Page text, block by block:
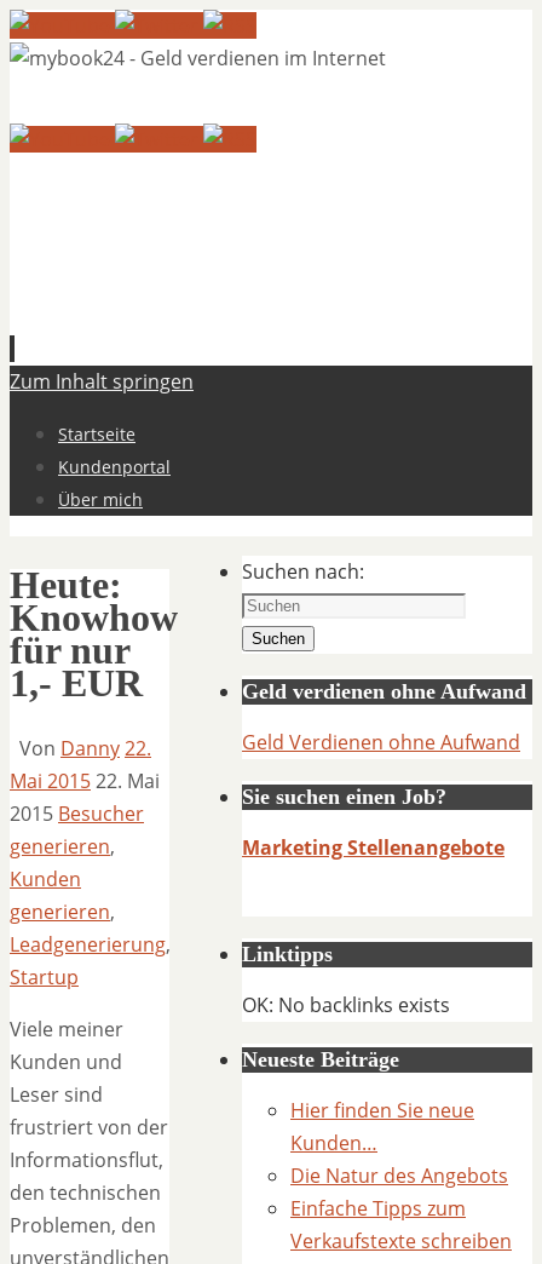
Zum Inhalt springen
Startseite
Kundenportal
Über mich
Heute:
Knowhow
für nur
1,- EUR
Von Danny22.
Mai 201522. Mai
2015 Besucher
generieren,
Kunden
generieren,
Leadgenerierung,
Startup
Viele meiner
Kunden und
Leser sind
frustriert von der
Informationsflut,
den technischen
Problemen, den
unverständlichen
Suchen nach:
Suchen
Geld verdienen ohne Aufwand
Geld Verdienen ohne Aufwand
Sie suchen einen Job?
Marketing Stellenangebote
Linktipps
OK: No backlinks exists
Neueste Beiträge
Hier finden Sie neue
Kunden…
Die Natur des Angebots
Einfache Tipps zum
Verkaufstexte schreiben